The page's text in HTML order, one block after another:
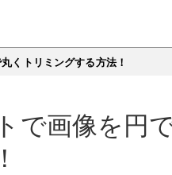
くトリミングする方法！
で画像を円